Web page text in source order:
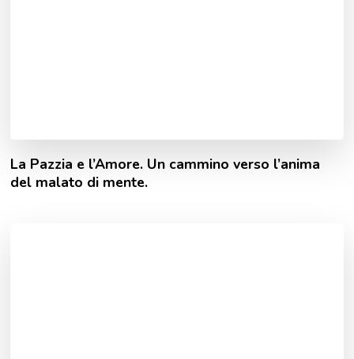
La Pazzia e l’Amore. Un cammino verso l’anima
del malato di mente.